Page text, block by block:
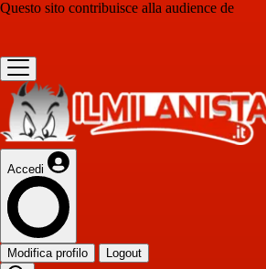
Questo sito contribuisce alla audience de
Accedi
Modifica profilo Logout